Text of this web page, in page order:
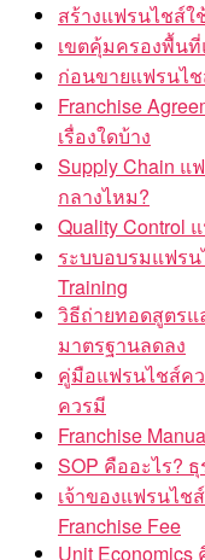
สร้างแฟรนไชส์
เขตคุ้มครองพื้น
ก่อนขายแฟรนไ
Franchise
เรื่องใดบ้าง
Supply Chain
กลางไหม?
Quality Control
ระบบอบรมแฟรน
Training
วิธีถ่ายทอดสูตรแ
มาตรฐานลดลง
คู่มือแฟรนไชส์ค
ควรมี
Franchise
SOP คืออะไร?
เจ้าของแฟรนไช
Franchise Fee
Unit